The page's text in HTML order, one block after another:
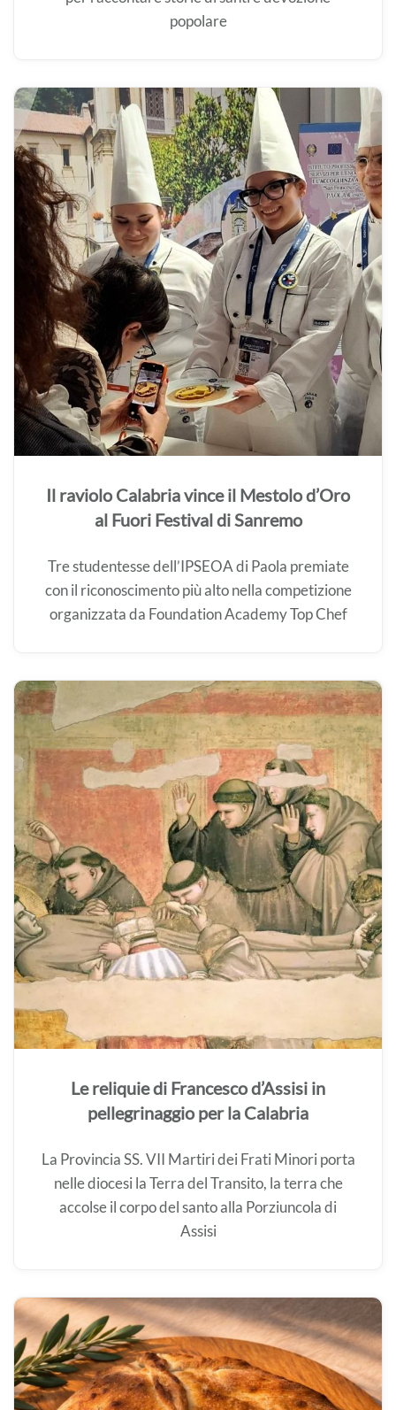
popolare
Il raviolo Calabria vince il Mestolo d’Oro
al Fuori Festival di Sanremo
Tre studentesse dell’IPSEOA di Paola premiate
con il riconoscimento più alto nella competizione
organizzata da Foundation Academy Top Chef
Le reliquie di Francesco d’Assisi in
pellegrinaggio per la Calabria
La Provincia SS. VII Martiri dei Frati Minori porta
nelle diocesi la Terra del Transito, la terra che
accolse il corpo del santo alla Porziuncola di
Assisi